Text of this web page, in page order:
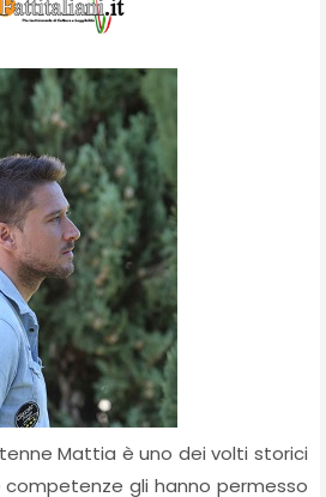
Mattia è uno dei volti storici
gli hanno permesso